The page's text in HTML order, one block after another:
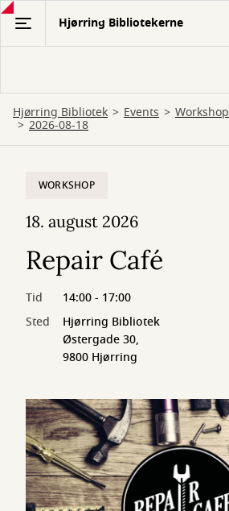
Gå
hovedindhold
Hjørring Bibliotekerne
Hjørring Bibliotek Events Workshop
2026-08-18
WORKSHOP
18. august 2026
Repair Café
Tid
14:00 - 17:00
Sted
Hjørring Bibliotek
Østergade 30,
9800 Hjørring